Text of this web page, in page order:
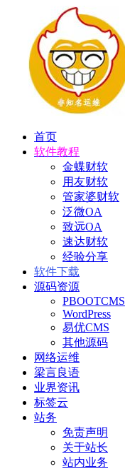
首页
软件教程
金蝶财软
用友财软
管家婆财软
泛微OA
致远OA
速达财软
经验分享
软件下载
源码资源
PBOOTCMS
WordPress
易优CMS
其他源码
网络运维
梁言良语
业界资讯
标签云
站务
免责声明
关于站长
站内业务